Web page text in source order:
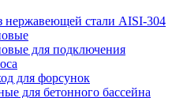
нержавеющей стали AISI-304
для подключения
для форсунок
для бетонного бассейна